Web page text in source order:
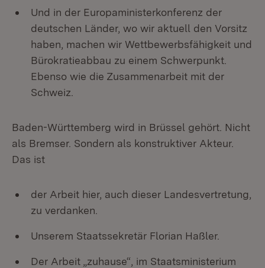
Und in der Europaministerkonferenz der
deutschen Länder, wo wir aktuell den Vorsitz
haben, machen wir Wettbewerbsfähigkeit und
Bürokratieabbau zu einem Schwerpunkt.
Ebenso wie die Zusammenarbeit mit der
Schweiz.
Baden-Württemberg wird in Brüssel gehört. Nicht
als Bremser. Sondern als konstruktiver Akteur.
Das ist
der Arbeit hier, auch dieser Landesvertretung,
zu verdanken.
Unserem Staatssekretär Florian Haßler.
Der Arbeit „zuhause“, im Staatsministerium